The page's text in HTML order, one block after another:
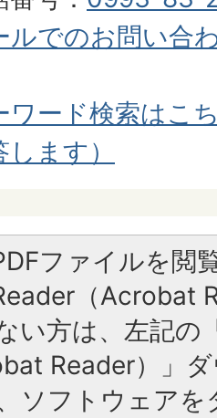
ルでのお問い合
ワード検索はこ
します）
ファイルを閲
（Acrobat
い方は、左記の
Reader）」
ソフトウェア